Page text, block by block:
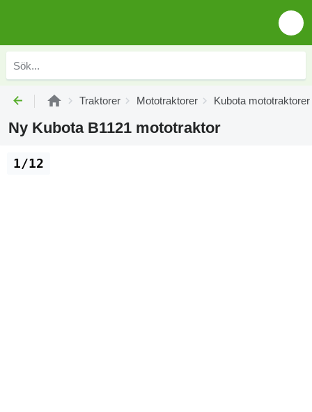
Traktorer Mototraktorer Kubota mototraktorer
Ny Kubota B1121 mototraktor
1/12